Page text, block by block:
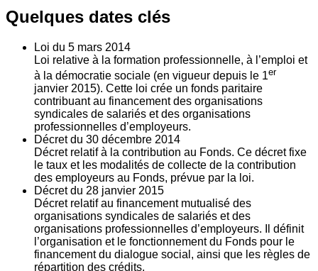
Quelques dates clés
Loi du 5 mars 2014
Loi relative à la formation professionnelle, à l’emploi et
à la démocratie sociale (en vigueur depuis le 1er
janvier 2015). Cette loi crée un fonds paritaire
contribuant au financement des organisations
syndicales de salariés et des organisations
professionnelles d’employeurs.
Décret du 30 décembre 2014
Décret relatif à la contribution au Fonds. Ce décret fixe
le taux et les modalités de collecte de la contribution
des employeurs au Fonds, prévue par la loi.
Décret du 28 janvier 2015
Décret relatif au financement mutualisé des
organisations syndicales de salariés et des
organisations professionnelles d’employeurs. Il définit
l’organisation et le fonctionnement du Fonds pour le
financement du dialogue social, ainsi que les règles de
répartition des crédits.